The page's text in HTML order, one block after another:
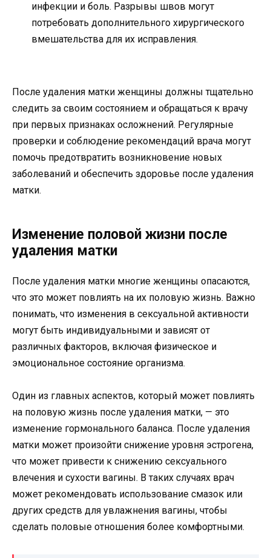
инфекции и боль. Разрывы швов могут
потребовать дополнительного хирургического
вмешательства для их исправления.
После удаления матки женщины должны тщательно
следить за своим состоянием и обращаться к врачу
при первых признаках осложнений. Регулярные
проверки и соблюдение рекомендаций врача могут
помочь предотвратить возникновение новых
заболеваний и обеспечить здоровье после удаления
матки.
Изменение половой жизни после
удаления матки
После удаления матки многие женщины опасаются,
что это может повлиять на их половую жизнь. Важно
понимать, что изменения в сексуальной активности
могут быть индивидуальными и зависят от
различных факторов, включая физическое и
эмоциональное состояние организма.
Один из главных аспектов, который может повлиять
на половую жизнь после удаления матки, — это
изменение гормонального баланса. После удаления
матки может произойти снижение уровня эстрогена,
что может привести к снижению сексуального
влечения и сухости вагины. В таких случаях врач
может рекомендовать использование смазок или
других средств для увлажнения вагины, чтобы
сделать половые отношения более комфортными.